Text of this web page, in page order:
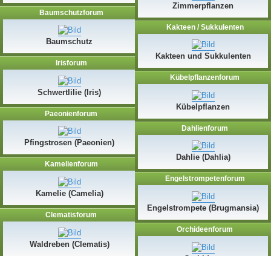
Baumschutzforum
Baumschutz
Irisforum
Schwertlilie (Iris)
Paeonienforum
Pfingstrosen (Paeonien)
Kamelienforum
Kamelie (Camelia)
Clematisforum
Waldreben (Clematis)
Zimmerpflanzen
Kakteen / Sukkulenten
Kakteen und Sukkulenten
Kübelpflanzenforum
Kübelpflanzen
Dahlienforum
Dahlie (Dahlia)
Engelstrompetenforum
Engelstrompete (Brugmansia)
Orchideenforum